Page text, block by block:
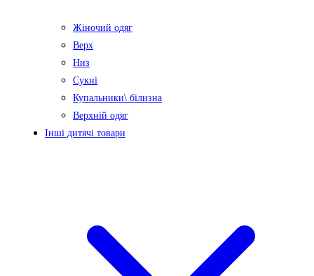
Жіночий одяг
Верх
Низ
Сукні
Купальники\ білизна
Верхній одяг
Інші дитячі товари